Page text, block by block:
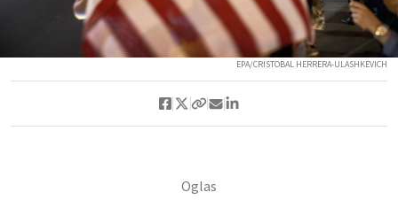
EPA/CRISTOBAL HERRERA-ULASHKEVICH